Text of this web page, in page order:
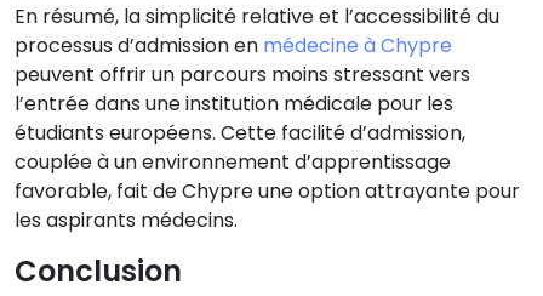
En résumé, la simplicité relative et l’accessibilité du
processus d’admission en médecine à Chypre
peuvent offrir un parcours moins stressant vers
l’entrée dans une institution médicale pour les
étudiants européens. Cette facilité d’admission,
couplée à un environnement d’apprentissage
favorable, fait de Chypre une option attrayante pour
les aspirants médecins.
Conclusion